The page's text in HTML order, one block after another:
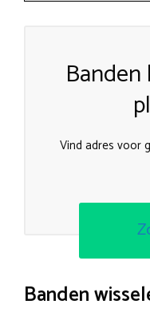
Vind adres voor
Banden